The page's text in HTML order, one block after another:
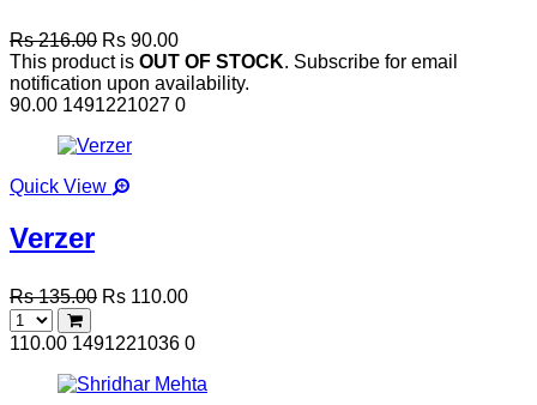
Rs 216.00 Rs 90.00
This product is OUT OF STOCK. Subscribe for email
notification upon availability.
90.00 1491221027 0
Quick View
Verzer
Rs 135.00 Rs 110.00
110.00 1491221036 0